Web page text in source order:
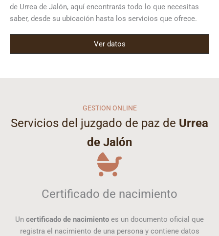
de Urrea de Jalón, aquí encontrarás todo lo que necesitas
saber, desde su ubicación hasta los servicios que ofrece.
Ver datos
GESTION ONLINE
Servicios del juzgado de paz de Urrea
de Jalón
Certificado de nacimiento
Un certificado de nacimiento es un documento oficial que
registra el nacimiento de una persona y contiene datos